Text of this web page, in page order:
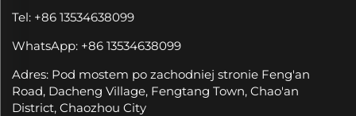
Tel: +86 13534638099
WhatsApp: +86 13534638099
Adres: Pod mostem po zachodniej stronie Feng'an
Road, Dacheng Village, Fengtang Town, Chao'an
District, Chaozhou City